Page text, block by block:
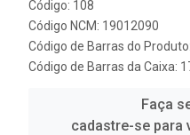
Código: 108
Código NCM: 19012090
Código de Barras do
Código de Barras da Caixa:
Faça
cadastre-se para